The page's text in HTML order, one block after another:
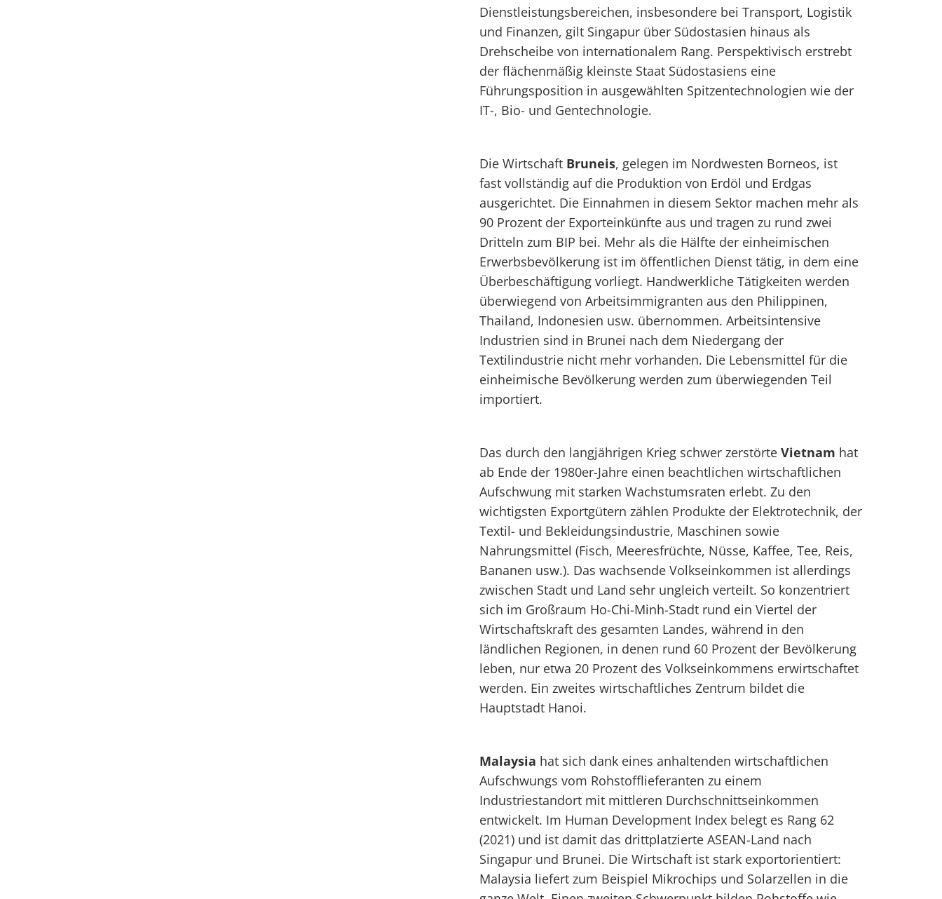
Dienstleistungsbereichen, insbesondere bei Transport, Logistik
und Finanzen, gilt Singapur über Südostasien hinaus als
Drehscheibe von internationalem Rang. Perspektivisch erstrebt
der flächenmäßig kleinste Staat Südostasiens eine
Führungsposition in ausgewählten Spitzentechnologien wie der
IT-, Bio- und Gentechnologie.
Die Wirtschaft Bruneis, gelegen im Nordwesten Borneos, ist
fast vollständig auf die Produktion von Erdöl und Erdgas
ausgerichtet. Die Einnahmen in diesem Sektor machen mehr als
90 Prozent der Exporteinkünfte aus und tragen zu rund zwei
Dritteln zum BIP bei. Mehr als die Hälfte der einheimischen
Erwerbsbevölkerung ist im öffentlichen Dienst tätig, in dem eine
Überbeschäftigung vorliegt. Handwerkliche Tätigkeiten werden
überwiegend von Arbeitsimmigranten aus den Philippinen,
Thailand, Indonesien usw. übernommen. Arbeitsintensive
Industrien sind in Brunei nach dem Niedergang der
Textilindustrie nicht mehr vorhanden. Die Lebensmittel für die
einheimische Bevölkerung werden zum überwiegenden Teil
importiert.
Das durch den langjährigen Krieg schwer zerstörte Vietnam hat
ab Ende der 1980er-Jahre einen beachtlichen wirtschaftlichen
Aufschwung mit starken Wachstumsraten erlebt. Zu den
wichtigsten Exportgütern zählen Produkte der Elektrotechnik, der
Textil- und Bekleidungsindustrie, Maschinen sowie
Nahrungsmittel (Fisch, Meeresfrüchte, Nüsse, Kaffee, Tee, Reis,
Bananen usw.). Das wachsende Volkseinkommen ist allerdings
zwischen Stadt und Land sehr ungleich verteilt. So konzentriert
sich im Großraum Ho-Chi-Minh-Stadt rund ein Viertel der
Wirtschaftskraft des gesamten Landes, während in den
ländlichen Regionen, in denen rund 60 Prozent der Bevölkerung
leben, nur etwa 20 Prozent des Volkseinkommens erwirtschaftet
werden. Ein zweites wirtschaftliches Zentrum bildet die
Hauptstadt Hanoi.
Malaysia hat sich dank eines anhaltenden wirtschaftlichen
Aufschwungs vom Rohstofflieferanten zu einem
Industriestandort mit mittleren Durchschnittseinkommen
entwickelt. Im Human Development Index belegt es Rang 62
(2021) und ist damit das drittplatzierte ASEAN-Land nach
Singapur und Brunei. Die Wirtschaft ist stark exportorientiert:
Malaysia liefert zum Beispiel Mikrochips und Solarzellen in die